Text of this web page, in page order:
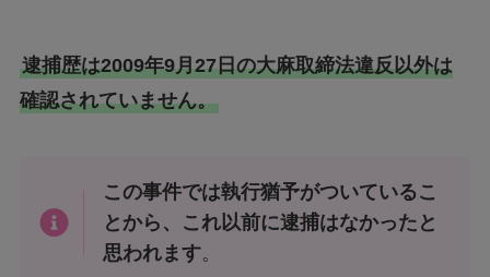
逮捕歴は2009年9月27日の大麻取締法違反以外は
確認されていません。
この事件では執行猶予がついているこ
とから、これ以前に逮捕はなかったと
思われます。